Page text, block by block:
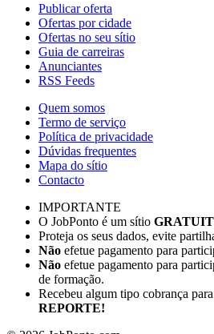
Publicar oferta
Ofertas por cidade
Ofertas no seu sítio
Guia de carreiras
Anunciantes
RSS Feeds
Quem somos
Termo de serviço
Política de privacidade
Dúvidas frequentes
Mapa do sítio
Contacto
IMPORTANTE
O JobPonto é um sítio
Proteja os seus dados, evite
Não efetue pagamento para
Não efetue pagamento para
de formação.
Recebeu algum tipo cobrança
REPORTE!